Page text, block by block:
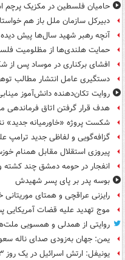
حامیان فلسطین در مکزیک پرچم
دبیرکل سازمان ملل باز هم
آنچه رهبر شهید سال‌ها پیش دیده
حمایت هلندی‌ها از مظلومیت
افشای برکناری در موساد پس از
دستگیری عامل انتشار مطالب
روایت تکان‌دهنده دانش‌آموز
هدف قرار گرفتن اتاق‌ فرماندهی
شکست پروژه «خاورمیانه جدید»
گزافه‌گویی و لفاظی جدید ترامپ
پیروزی استقلال مقابل همنام
انفجار در حومه دمشق چند کشته
بوسه‌ پدر بر پای پسر شهیدش
رایزنی عراقچی و همتای موریتانی
موج تهدید علیه قضات
روایتی از همدلی و همسویی
یمن: جهان به‌زودی صدای ناله
یونیفل: ارتش اسرائیل در یک روز ۱۱۳ توپ به جنوب لبنان شلیک کرده است